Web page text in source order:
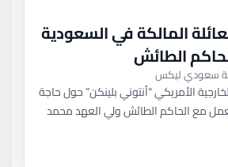
المالكة في السعودية
الطائش
سعودي ليكس
الأمريكي “أنتوني بلينكن” حول حاجة
مع الحاكم الطائش ولي العهد محمد